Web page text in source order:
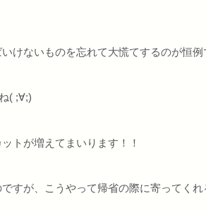
けないものを忘れて大慌てするのが恒例
( ;∀;)
トが増えてまいります！！
すが、こうやって帰省の際に寄ってく